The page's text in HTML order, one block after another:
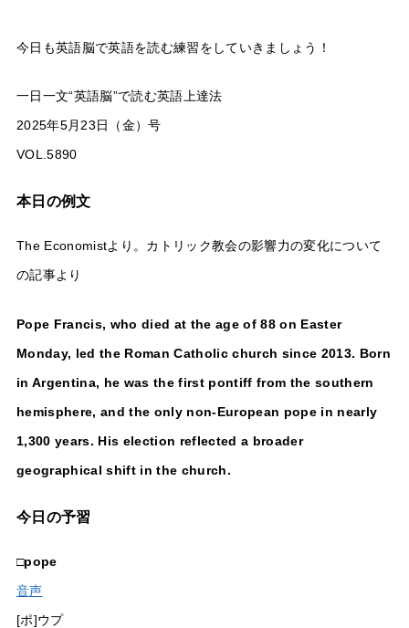
今日も英語脳で英語を読む練習をしていきましょう！
一日一文“英語脳”で読む英語上達法
2025年5月23日（金）号
VOL.5890
本日の例文
The Economistより。カトリック教会の影響力の変化について
の記事より
Pope Francis, who died at the age of 88 on Easter
Monday, led the Roman Catholic church since 2013. Born
in Argentina, he was the first pontiff from the southern
hemisphere, and the only non-European pope in nearly
1,300 years. His election reflected a broader
geographical shift in the church.
今日の予習
□pope
音声
[ポ]ウプ